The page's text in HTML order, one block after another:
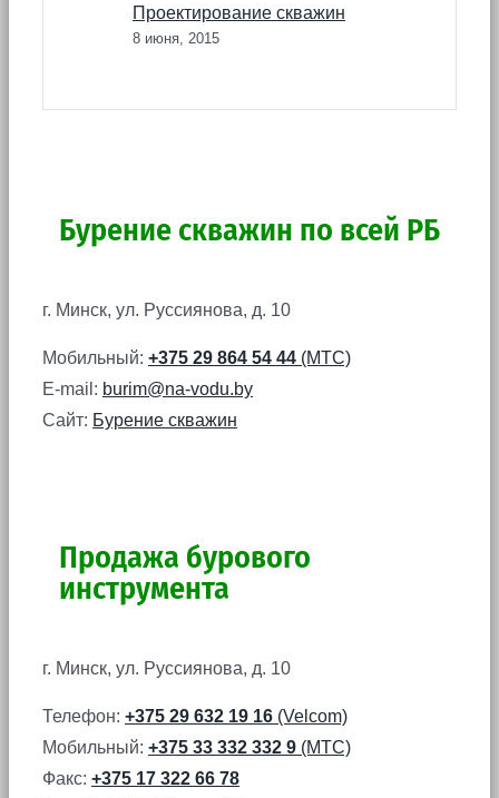
Проектирование скважин
8 июня, 2015
Бурение скважин по всей РБ
г. Минск, ул. Руссиянова, д. 10
Мобильный: +375 29 864 54 44 (МТС)
E-mail: burim@na-vodu.by
Сайт: Бурение скважин
Продажа бурового
инструмента
г. Минск, ул. Руссиянова, д. 10
Телефон: +375 29 632 19 16 (Velcom)
Мобильный: +375 33 332 332 9 (МТС)
Факс: +375 17 322 66 78